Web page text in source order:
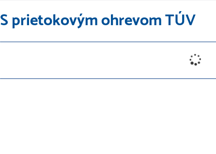
S prietokovým ohrevom TÚV